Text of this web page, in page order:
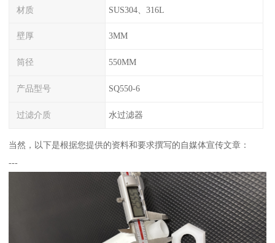
材质 SUS304、316L
壁厚 3MM
筒径 550MM
产品型号 SQ550-6
过滤介质 水过滤器
当然，以下是根据您提供的资料和要求撰写的自媒体宣传文章：
---